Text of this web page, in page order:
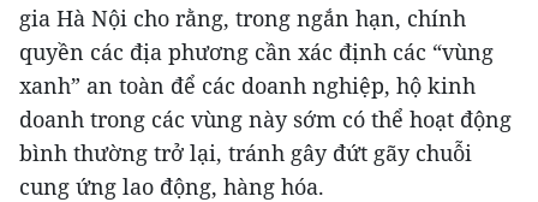
gia Hà Nội cho rằng, trong ngắn hạn, chính
quyền các địa phương cần xác định các “vùng
xanh” an toàn để các doanh nghiệp, hộ kinh
doanh trong các vùng này sớm có thể hoạt động
bình thường trở lại, tránh gây đứt gãy chuỗi
cung ứng lao động, hàng hóa.